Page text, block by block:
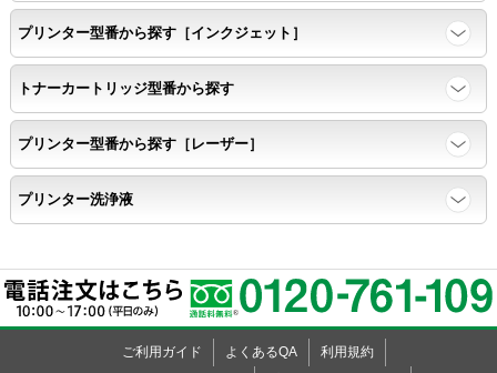
背景と違う色で8号サイズのArialフォントで
鮮明に印刷できること。
速乾性
互換性テストサンプルを5ページ連続印刷する。
飛び散り
標準カラーサンプル /
プリンター型番から探す［インクジェット］
トナーカートリッジ型番から探す
プリンター型番から探す［レーザー］
プリンター洗浄液
ご利用ガイド よくあるQA
利用規約